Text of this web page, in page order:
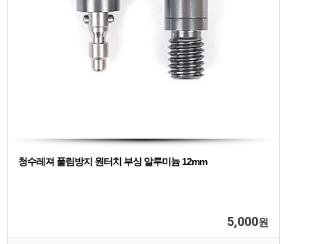
청수레져 풀림방지 원터치 부싱 알루미늄 12mm
5,000원